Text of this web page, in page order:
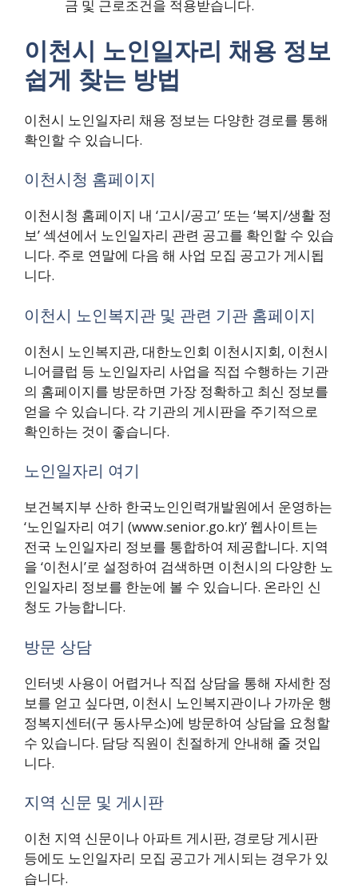
금 및 근로조건을 적용받습니다.
이천시 노인일자리 채용 정보
쉽게 찾는 방법
이천시 노인일자리 채용 정보는 다양한 경로를 통해
확인할 수 있습니다.
이천시청 홈페이지
이천시청 홈페이지 내 ‘고시/공고’ 또는 ‘복지/생활 정
보’ 섹션에서 노인일자리 관련 공고를 확인할 수 있습
니다. 주로 연말에 다음 해 사업 모집 공고가 게시됩
니다.
이천시 노인복지관 및 관련 기관 홈페이지
이천시 노인복지관, 대한노인회 이천시지회, 이천시
니어클럽 등 노인일자리 사업을 직접 수행하는 기관
의 홈페이지를 방문하면 가장 정확하고 최신 정보를
얻을 수 있습니다. 각 기관의 게시판을 주기적으로
확인하는 것이 좋습니다.
노인일자리 여기
보건복지부 산하 한국노인인력개발원에서 운영하는
‘노인일자리 여기 (www.senior.go.kr)’ 웹사이트는
전국 노인일자리 정보를 통합하여 제공합니다. 지역
을 ‘이천시’로 설정하여 검색하면 이천시의 다양한 노
인일자리 정보를 한눈에 볼 수 있습니다. 온라인 신
청도 가능합니다.
방문 상담
인터넷 사용이 어렵거나 직접 상담을 통해 자세한 정
보를 얻고 싶다면, 이천시 노인복지관이나 가까운 행
정복지센터(구 동사무소)에 방문하여 상담을 요청할
수 있습니다. 담당 직원이 친절하게 안내해 줄 것입
니다.
지역 신문 및 게시판
이천 지역 신문이나 아파트 게시판, 경로당 게시판
등에도 노인일자리 모집 공고가 게시되는 경우가 있
습니다.